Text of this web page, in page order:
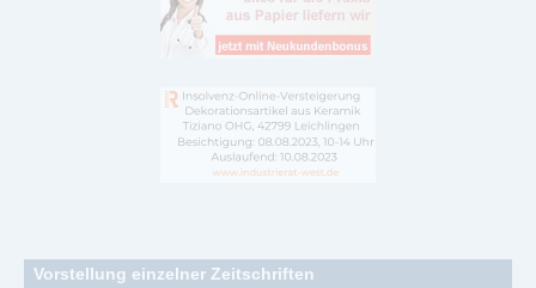
Vorstellung einzelner Zeitschriften